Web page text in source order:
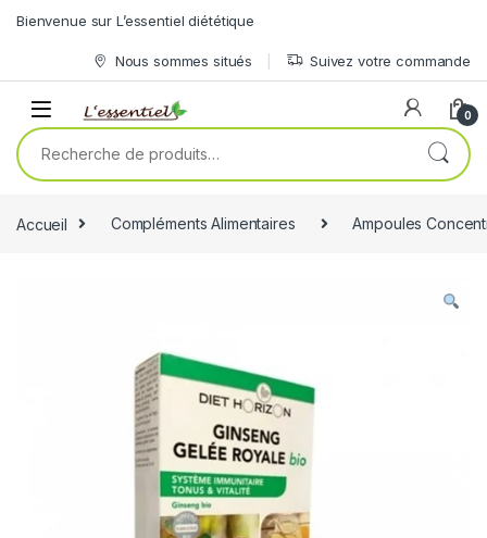
Skip to navigation
Bienvenue sur L’essentiel diététique
Nous sommes situés Suivez votre commande
0
Recherche pour :
Accueil Compléments Alimentaires Ampoules